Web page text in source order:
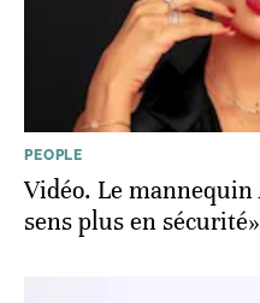
PEOPLE
Vidéo. Le mannequin
sens plus en sécurité»